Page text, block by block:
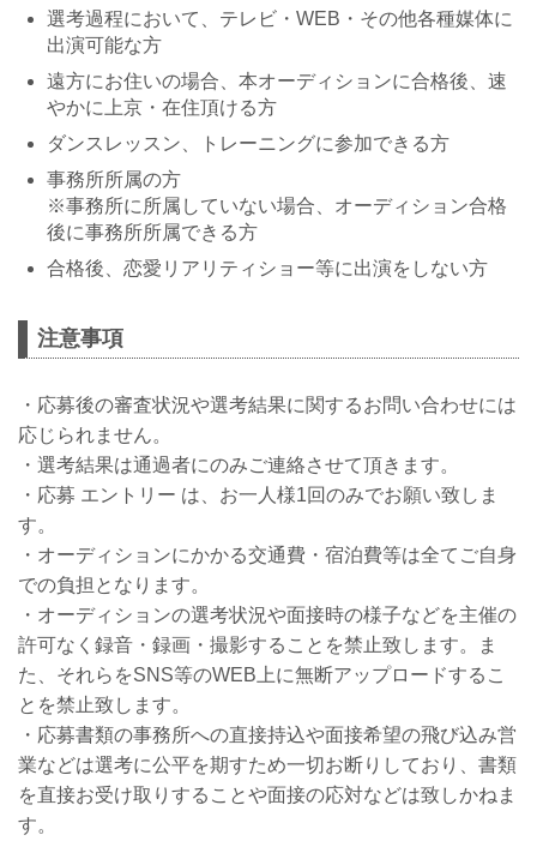
選考過程において、テレビ・WEB・その他各種媒体に
出演可能な方
遠方にお住いの場合、本オーディションに合格後、速
やかに上京・在住頂ける方
ダンスレッスン、トレーニングに参加できる方
事務所所属の方
※事務所に所属していない場合、オーディション合格
後に事務所所属できる方
合格後、恋愛リアリティショー等に出演をしない方
注意事項
・応募後の審査状況や選考結果に関するお問い合わせには
応じられません。
・選考結果は通過者にのみご連絡させて頂きます。
・応募 エントリー は、お一人様1回のみでお願い致しま
す。
・オーディションにかかる交通費・宿泊費等は全てご自身
での負担となります。
・オーディションの選考状況や面接時の様子などを主催の
許可なく録音・録画・撮影することを禁止致します。ま
た、それらをSNS等のWEB上に無断アップロードするこ
とを禁止致します。
・応募書類の事務所への直接持込や面接希望の飛び込み営
業などは選考に公平を期すため一切お断りしており、書類
を直接お受け取りすることや面接の応対などは致しかねま
す。